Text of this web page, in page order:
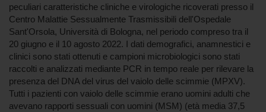
peculiari caratteristiche cliniche e virologiche ricoverati presso il
Centro Malattie Sessualmente Trasmissibili dell'Ospedale
Sant'Orsola, Università di Bologna, nel periodo compreso tra il
20 giugno e il 10 agosto 2022. I dati demografici, anamnestici e
clinici sono stati ottenuti e campioni microbiologici sono stati
raccolti e analizzati mediante PCR in tempo reale per rilevare la
presenza del DNA del virus del vaiolo delle scimmie (MPXV).
Tutti i pazienti con vaiolo delle scimmie erano uomini adulti che
avevano rapporti sessuali con uomini (MSM) (età media 37,5